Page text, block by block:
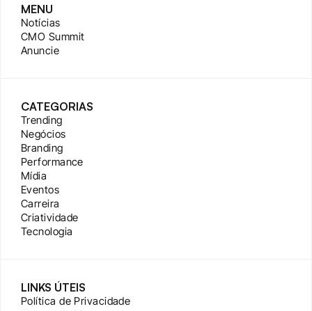
MENU
Notícias
CMO Summit
Anuncie
CATEGORIAS
Trending
Negócios
Branding
Performance
Mídia
Eventos
Carreira
Criatividade
Tecnologia
LINKS ÚTEIS
Política de Privacidade